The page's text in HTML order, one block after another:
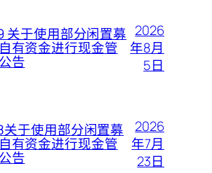
关于使用部分闲置募
有资金进行现金管
告
2026
年8月
5日
于使用部分闲置募
有资金进行现金管
告
2026
年7月
23日